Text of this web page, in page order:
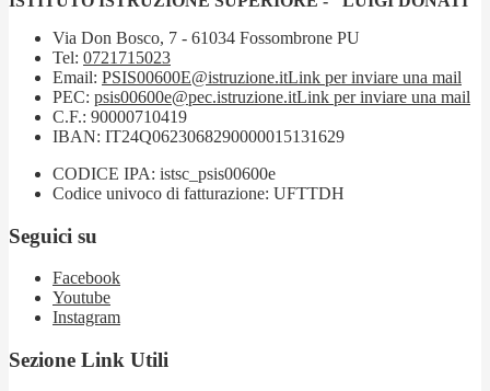
Via Don Bosco, 7 - 61034 Fossombrone PU
Tel: 0721715023
Email: PSIS00600E@istruzione.itLink per inviare una mail
PEC: psis00600e@pec.istruzione.itLink per inviare una mail
C.F.: 90000710419
IBAN: IT24Q0623068290000015131629
CODICE IPA: istsc_psis00600e
Codice univoco di fatturazione: UFTTDH
Seguici su
Facebook
Youtube
Instagram
Sezione Link Utili